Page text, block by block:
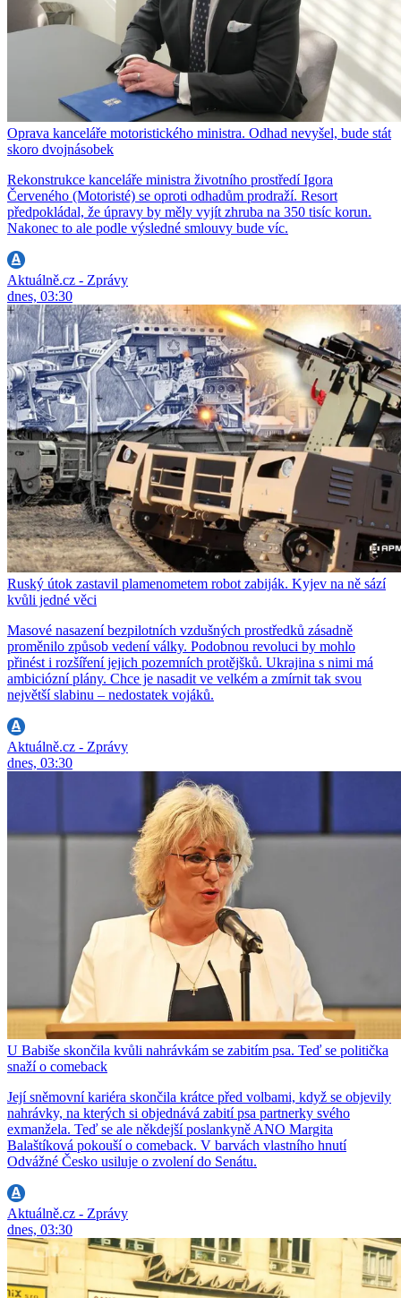
Oprava kanceláře motoristického ministra. Odhad nevyšel, bude stát
skoro dvojnásobek
Rekonstrukce kanceláře ministra životního prostředí Igora
Červeného (Motoristé) se oproti odhadům prodraží. Resort
předpokládal, že úpravy by měly vyjít zhruba na 350 tisíc korun.
Nakonec to ale podle výsledné smlouvy bude víc.
Aktuálně.cz - Zprávy
dnes, 03:30
Ruský útok zastavil plamenometem robot zabiják. Kyjev na ně sází
kvůli jedné věci
Masové nasazení bezpilotních vzdušných prostředků zásadně
proměnilo způsob vedení války. Podobnou revoluci by mohlo
přinést i rozšíření jejich pozemních protějšků. Ukrajina s nimi má
ambiciózní plány. Chce je nasadit ve velkém a zmírnit tak svou
největší slabinu – nedostatek vojáků.
Aktuálně.cz - Zprávy
dnes, 03:30
U Babiše skončila kvůli nahrávkám se zabitím psa. Teď se politička
snaží o comeback
Její sněmovní kariéra skončila krátce před volbami, když se objevily
nahrávky, na kterých si objednává zabití psa partnerky svého
exmanžela. Teď se ale někdejší poslankyně ANO Margita
Balaštíková pokouší o comeback. V barvách vlastního hnutí
Odvážné Česko usiluje o zvolení do Senátu.
Aktuálně.cz - Zprávy
dnes, 03:30